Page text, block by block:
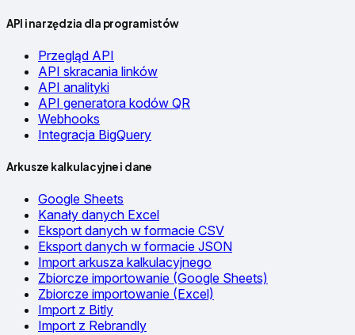
API i narzędzia dla programistów
Przegląd API
API skracania linków
API analityki
API generatora kodów QR
Webhooks
Integracja BigQuery
Arkusze kalkulacyjne i dane
Google Sheets
Kanały danych Excel
Eksport danych w formacie CSV
Eksport danych w formacie JSON
Import arkusza kalkulacyjnego
Zbiorcze importowanie (Google Sheets)
Zbiorcze importowanie (Excel)
Import z Bitly
Import z Rebrandly